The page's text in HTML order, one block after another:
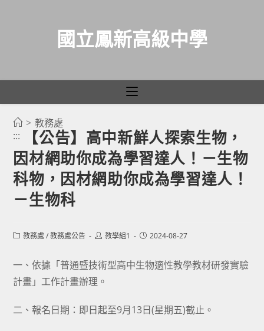
國立鳳新高級中學
> 教務處
:::
【公告】高中新鮮人探索生物，
因材網助你成為學習達人！－生物
科物，因材網助你成為學習達人！
－生物科
Post教務處 / 教務處公告
Post教學組1
Post2024-08-27
一、依據「普通暨技術型高中生物適性教學教材研發實驗
計畫」工作計畫辦理。
二、報名日期：即日起至9月13日(星期五)截止。